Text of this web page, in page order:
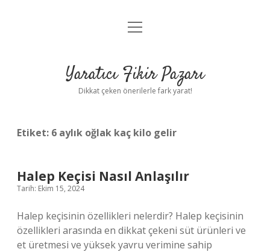
Anasayfa
Yasal Uyarı
menüyü
Yaratıcı Fikir Pazarı
Dikkat çeken önerilerle fark yarat!
Etiket: 6 aylık oğlak kaç kilo gelir
Halep Keçisi Nasıl Anlaşılır
Tarih: Ekim 15, 2024
Halep keçisinin özellikleri nelerdir? Halep keçisinin
özellikleri arasında en dikkat çekeni süt ürünleri ve
et üretmesi ve yüksek yavru verimine sahip